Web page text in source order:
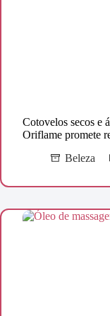
Cotovelos secos e
Oriflame promete
Beleza